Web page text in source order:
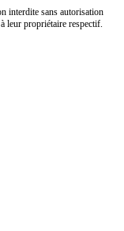
interdite sans autorisation
leur propriétaire respectif.